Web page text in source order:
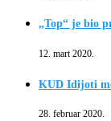
„Top“ je bio
12. mart 2020.
KUD Idijoti
28. februar 2020.